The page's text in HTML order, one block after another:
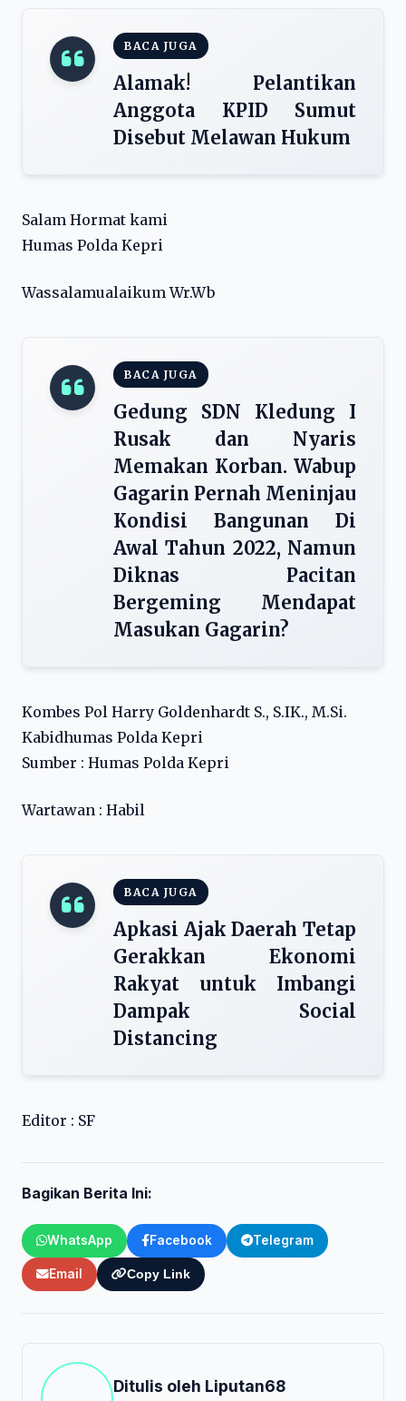
BACA JUGA
Alamak! Pelantikan
Anggota KPID Sumut
Disebut Melawan Hukum
Salam Hormat kami
Humas Polda Kepri
Wassalamualaikum Wr.Wb
BACA JUGA
Gedung SDN Kledung I
Rusak dan Nyaris
Memakan Korban. Wabup
Gagarin Pernah Meninjau
Kondisi Bangunan Di
Awal Tahun 2022, Namun
Diknas Pacitan
Bergeming Mendapat
Masukan Gagarin?
Kombes Pol Harry Goldenhardt S., S.IK., M.Si.
Kabidhumas Polda Kepri
Sumber : Humas Polda Kepri
Wartawan : Habil
BACA JUGA
Apkasi Ajak Daerah Tetap
Gerakkan Ekonomi
Rakyat untuk Imbangi
Dampak Social
Distancing
Editor : SF
Bagikan Berita Ini:
WhatsApp Facebook Telegram
Email Copy Link
Ditulis oleh Liputan68